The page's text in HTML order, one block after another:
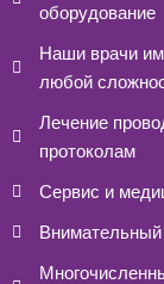
оборудование
Наши врачи
любой
Лечение
протоколам
Сервис и